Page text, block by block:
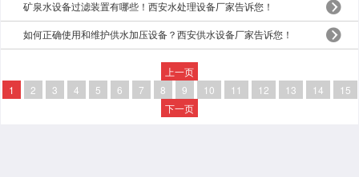
矿泉水设备过滤装置有哪些！西安水处理设备厂家告诉您！
如何正确使用和维护供水加压设备？西安供水设备厂家告诉您​！
上一页
1
2 3 4 5 6 7 8 9 10 11 12 13 14
15
下一页